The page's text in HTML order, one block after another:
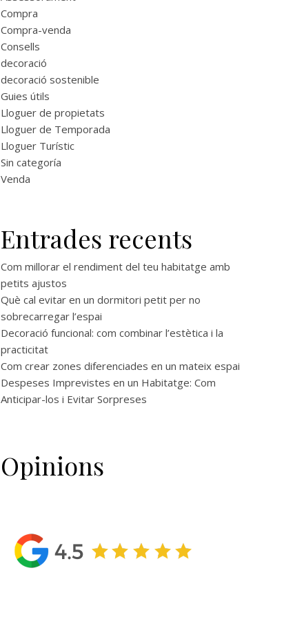
Compra
Compra-venda
Consells
decoració
decoració sostenible
Guies útils
Lloguer de propietats
Lloguer de Temporada
Lloguer Turístic
Sin categoría
Venda
Entrades recents
Com millorar el rendiment del teu habitatge amb
petits ajustos
Què cal evitar en un dormitori petit per no
sobrecarregar l’espai
Decoració funcional: com combinar l’estètica i la
practicitat
Com crear zones diferenciades en un mateix espai
Despeses Imprevistes en un Habitatge: Com
Anticipar-los i Evitar Sorpreses
Opinions